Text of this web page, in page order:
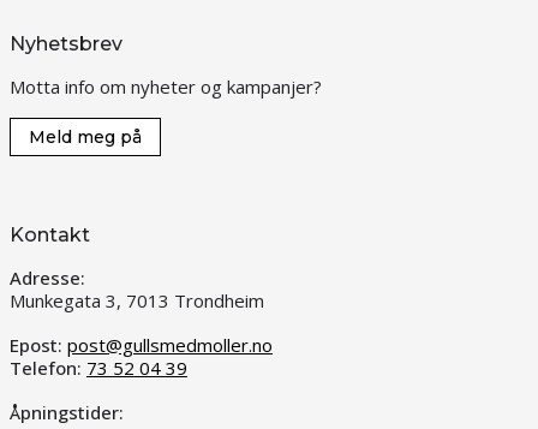
Nyhetsbrev
Motta info om nyheter og kampanjer?
Meld meg på
Kontakt
Adresse:
Munkegata 3, 7013 Trondheim
Epost: post@gullsmedmoller.no
Telefon: 73 52 04 39
Åpningstider: